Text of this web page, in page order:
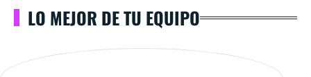
LO MEJOR DE TU EQUIPO